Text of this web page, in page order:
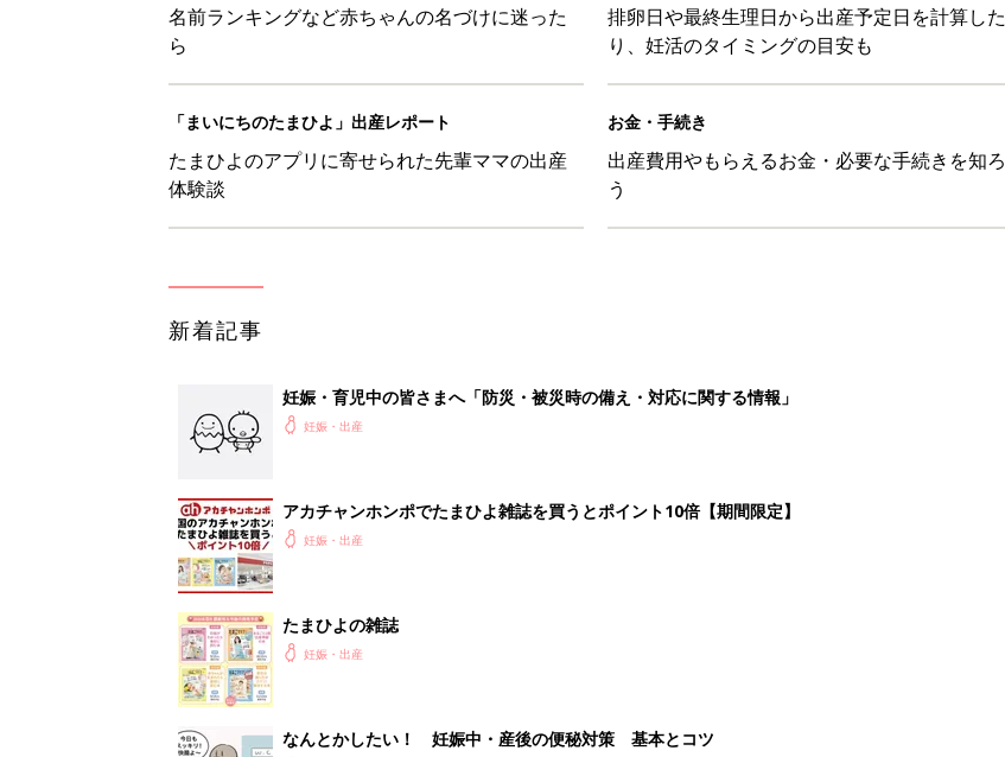
名前ランキングなど赤ちゃんの名づけに迷った
ら
排卵日や最終生理日から出産予定日を計算した
り、妊活のタイミングの目安も
「まいにちのたまひよ」出産レポート
たまひよのアプリに寄せられた先輩ママの出産
体験談
お金・手続き
出産費用やもらえるお金・必要な手続きを知ろ
う
新着記事
妊娠・育児中の皆さまへ「防災・被災時の備え・対応に関する情報」
妊娠・出産
アカチャンホンポでたまひよ雑誌を買うとポイント10倍【期間限定】
妊娠・出産
たまひよの雑誌
妊娠・出産
なんとかしたい！ 妊娠中・産後の便秘対策 基本とコツ